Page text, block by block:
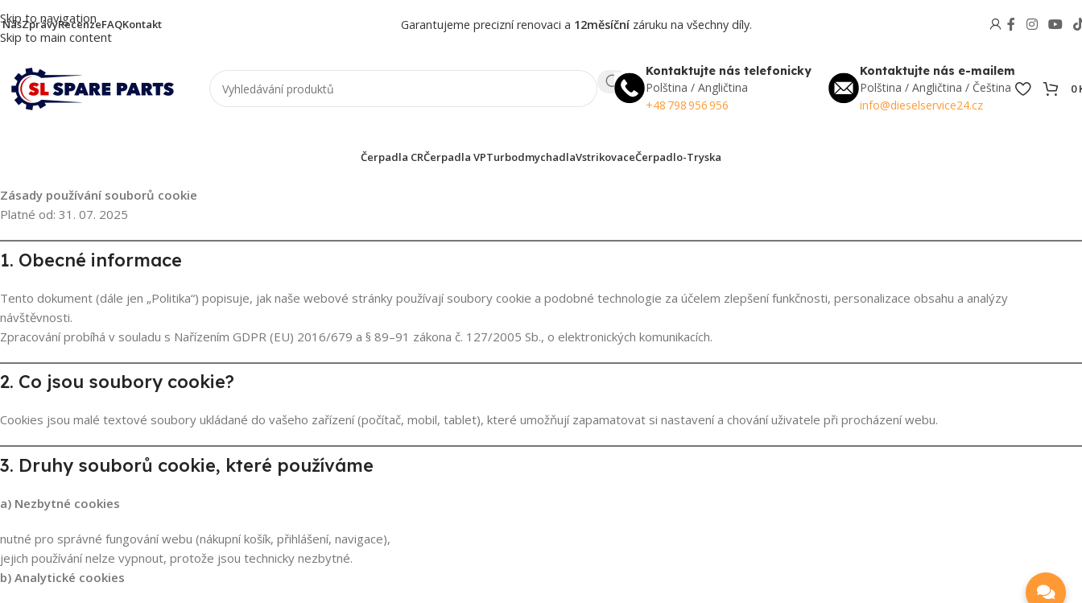
Skip to navigation
Skip to main content
NásZprávyRecenzeFAQKontakt Garantujeme precizní renovaci a 12měsíčnízáruku na všechny díly.
Kontaktujte nás telefonicky
Polština / Angličtina
+48 798 956 956
Kontaktujte nás e-mailem
Polština / Angličtina / Čeština
info@dieselservice24.cz
0
Čerpadla CRČerpadla VPTurbodmychadlaVstrikovaceČerpadlo-Tryska
Zásady používání souborů cookie
Platné od: 31. 07. 2025
1. Obecné informace
Tento dokument (dále jen „Politika“) popisuje, jak naše webové stránky používají soubory cookie a podobné technologie za účelem zlepšení funkčnosti, personalizace obsahu a analýzy
návštěvnosti.
Zpracování probíhá v souladu s Nařízením GDPR (EU) 2016/679 a § 89–91 zákona č. 127/2005 Sb., o elektronických komunikacích.
2. Co jsou soubory cookie?
Cookies jsou malé textové soubory ukládané do vašeho zařízení (počítač, mobil, tablet), které umožňují zapamatovat si nastavení a chování uživatele při procházení webu.
3. Druhy souborů cookie, které používáme
a) Nezbytné cookies
nutné pro správné fungování webu (nákupní košík, přihlášení, navigace),
jejich používání nelze vypnout, protože jsou technicky nezbytné.
b) Analytické cookies